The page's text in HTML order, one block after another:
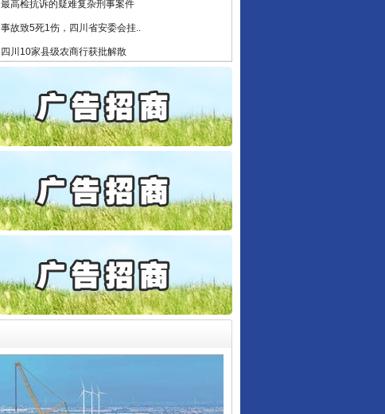
事故致5死1伤，四川省安委会挂..
四川10家县级农商行获批解散
半生相守，一别两宽：这场老年..
26万保费，离婚时为何要分走一..
杨天誉，不得录用为公务员
传销头目出狱后办书院暴力管教..
四川省公安厅征集新型黑恶违法..
中方对6家美国实体采取反制措..
中国发起首例对外贸易国家安全..
从“无产可执”到“全额执行”
最高检抗诉的疑难复杂刑事案件
事故致5死1伤，四川省安委会挂..
行业协会接连发公告